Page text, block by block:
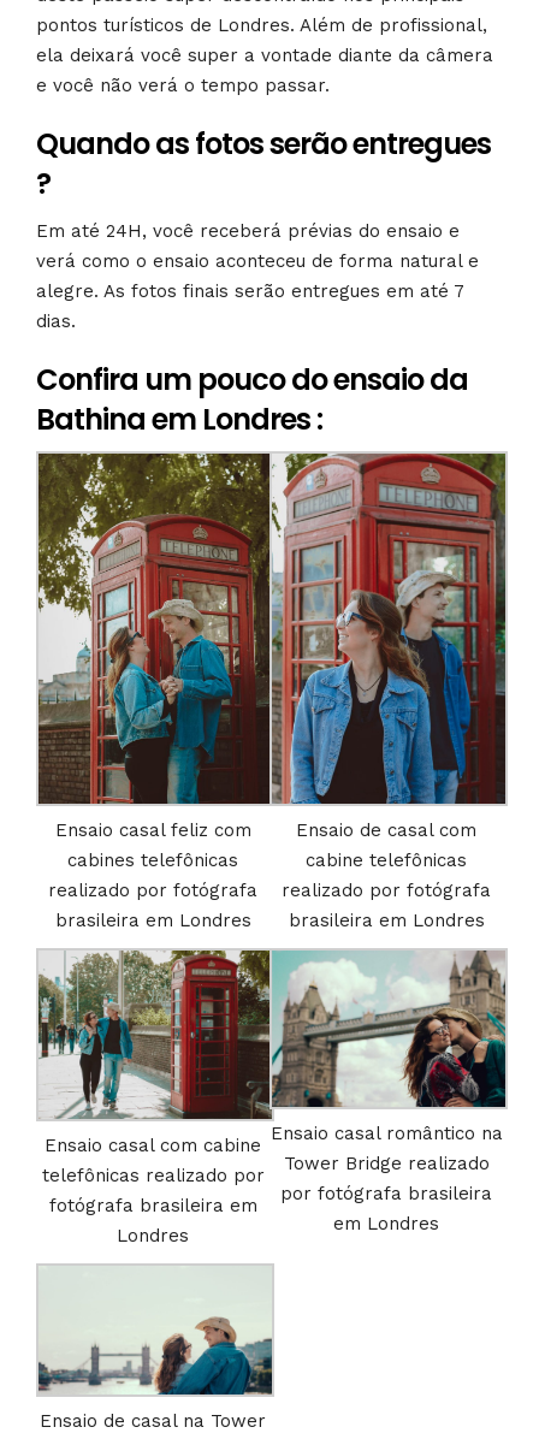
pontos turísticos de Londres. Além de profissional,
ela deixará você super a vontade diante da câmera
e você não verá o tempo passar.
Quando as fotos serão entregues
?
Em até 24H, você receberá prévias do ensaio e
verá como o ensaio aconteceu de forma natural e
alegre. As fotos finais serão entregues em até 7
dias.
Confira um pouco do ensaio da
Bathina em Londres :
Ensaio casal feliz com
cabines telefônicas
realizado por fotógrafa
brasileira em Londres
Ensaio de casal com
cabine telefônicas
realizado por fotógrafa
brasileira em Londres
Ensaio casal com cabine
telefônicas realizado por
fotógrafa brasileira em
Londres
Ensaio casal romântico na
Tower Bridge realizado
por fotógrafa brasileira
em Londres
Ensaio de casal na Tower